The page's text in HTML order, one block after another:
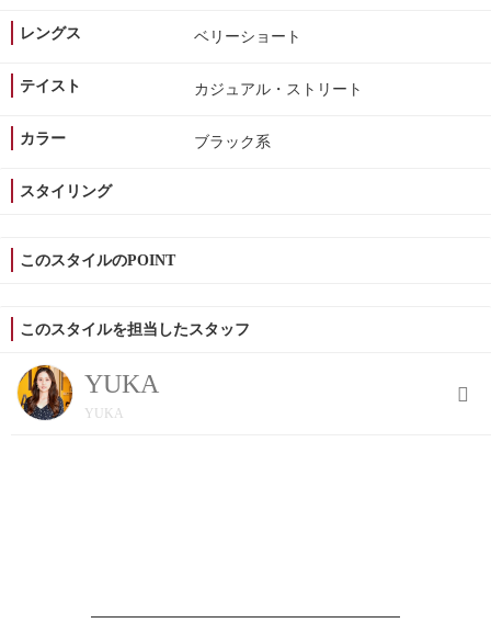
レングス ベリーショート
テイスト カジュアル・ストリート
カラー ブラック系
スタイリング
このスタイルのPOINT
このスタイルを担当したスタッフ
YUKA
YUKA